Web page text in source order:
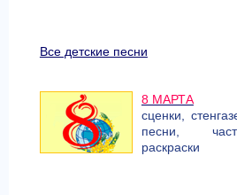
Все детские песни
8 МАРТА
сценки,
песни,
раскраски